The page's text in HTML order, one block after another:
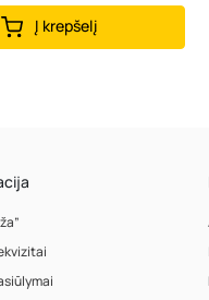
Į krepšelį